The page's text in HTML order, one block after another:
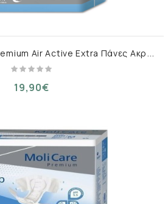
H
artmann MoliCare Premium Air Active Extra Πάνες Ακράτειας Large 30τμχ
19,90€